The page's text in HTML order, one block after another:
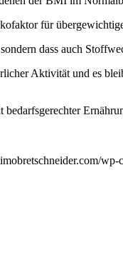
für
dass auch
Aktivität und es